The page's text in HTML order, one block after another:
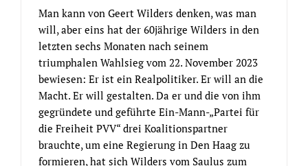
Man kann von Geert Wilders denken, was man
will, aber eins hat der 60jährige Wilders in den
letzten sechs Monaten nach seinem
triumphalen Wahlsieg vom 22. November 2023
bewiesen: Er ist ein Realpolitiker. Er will an die
Macht. Er will gestalten. Da er und die von ihm
gegründete und geführte Ein-Mann-„Partei für
die Freiheit PVV“ drei Koalitionspartner
brauchte, um eine Regierung in Den Haag zu
formieren, hat sich Wilders vom Saulus zum